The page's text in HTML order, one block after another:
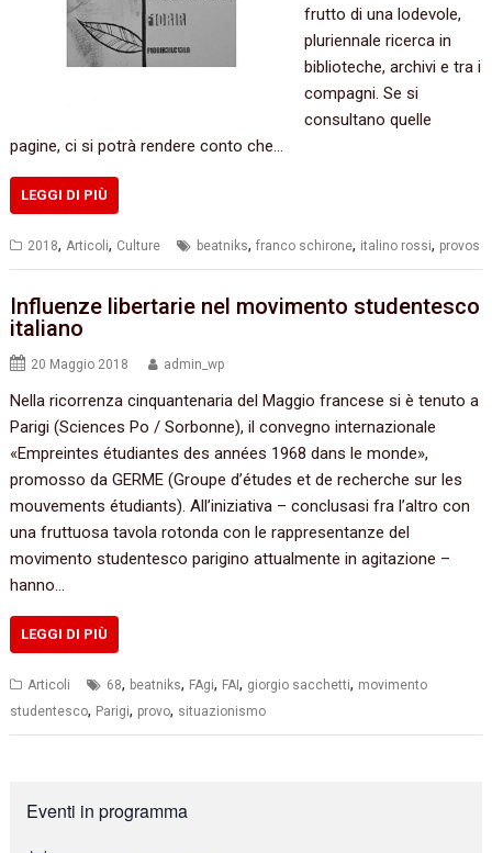
frutto di una lodevole,
pluriennale ricerca in
biblioteche, archivi e tra i
compagni. Se si
consultano quelle
pagine, ci si potrà rendere conto che…
LEGGI DI PIÙ
2018,Articoli, Culture beatniks,franco schirone, italino rossi, provos
Influenze libertarie nel movimento studentesco
italiano
20 Maggio 2018 admin_wp
Nella ricorrenza cinquantenaria del Maggio francese si è tenuto a
Parigi (Sciences Po / Sorbonne), il convegno internazionale
«Empreintes étudiantes des années 1968 dans le monde»,
promosso da GERME (Groupe d’études et de recherche sur les
mouvements étudiants). All’iniziativa – conclusasi fra l’altro con
una fruttuosa tavola rotonda con le rappresentanze del
movimento studentesco parigino attualmente in agitazione –
hanno…
LEGGI DI PIÙ
Articoli 68, beatniks, FAgi, FAI, giorgio sacchetti, movimento
studentesco, Parigi, provo, situazionismo
Eventi in programma